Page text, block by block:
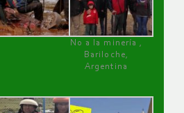
No a la minería ,
Bariloche,
Argentina